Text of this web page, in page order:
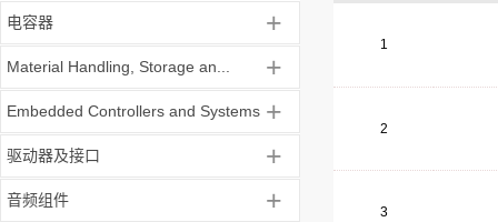
电容器 +
Material Handling, Storage an... +
Embedded Controllers and Systems +
驱动器及接口 +
音频组件 +
1
2
3